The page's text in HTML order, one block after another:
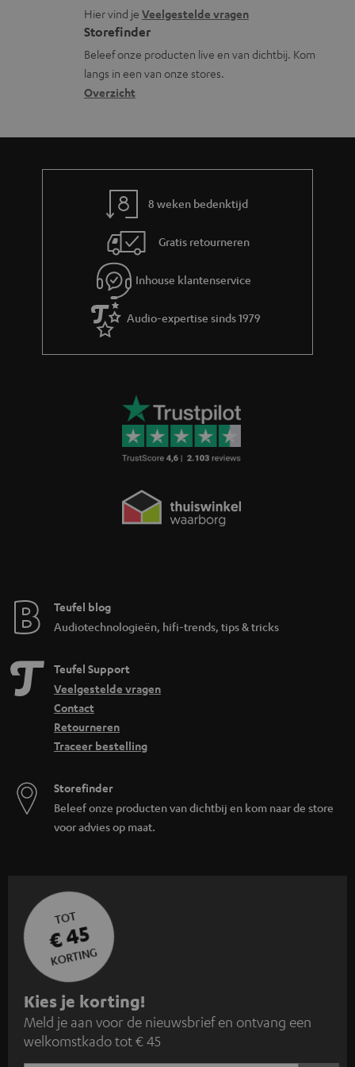
i
e
o
r
m
a
o
s
s
a
r
a
c
t
i
n
r
Hier vind je Veelgestelde vragen
Storefinder
Beleef onze producten live en van dichtbij. Kom
langs in een van onze stores.
Overzicht
8 weken bedenktijd
Gratis retourneren
Inhouse klantenservice
Audio-expertise sinds 1979
Teufel blog
Audiotechnologieën, hifi-trends, tips & tricks
Teufel Support
Veelgestelde vragen
Contact
Retourneren
Traceer bestelling
Storefinder
Beleef onze producten van dichtbij en kom naar de store
voor advies op maat.
TOT
€ 45
KORTING
A
a
n
Kies je korting!
Meld je aan voor de nieuwsbrief en ontvang een
welkomstkado tot € 45